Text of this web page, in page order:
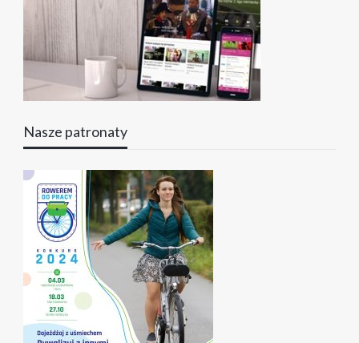
Nasze patronaty